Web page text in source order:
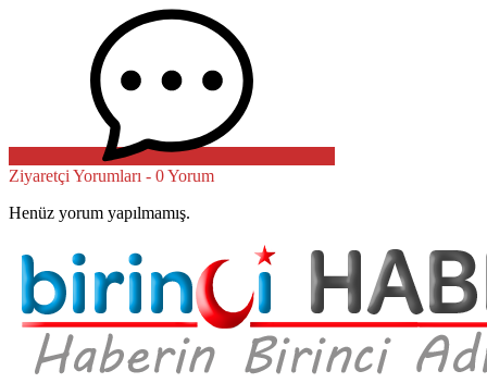
Ziyaretçi Yorumları - 0 Yorum
Henüz yorum yapılmamış.